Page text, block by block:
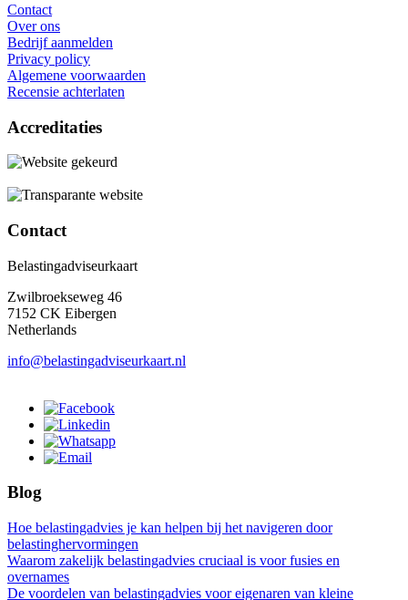
Contact
Over ons
Bedrijf aanmelden
Privacy policy
Algemene voorwaarden
Recensie achterlaten
Accreditaties
Contact
Belastingadviseurkaart
Zwilbroekseweg 46
7152 CK Eibergen
Netherlands
info@belastingadviseurkaart.nl
Blog
Hoe belastingadvies je kan helpen bij het navigeren door
belastinghervormingen
Waarom zakelijk belastingadvies cruciaal is voor fusies en
overnames
De voordelen van belastingadvies voor eigenaren van kleine